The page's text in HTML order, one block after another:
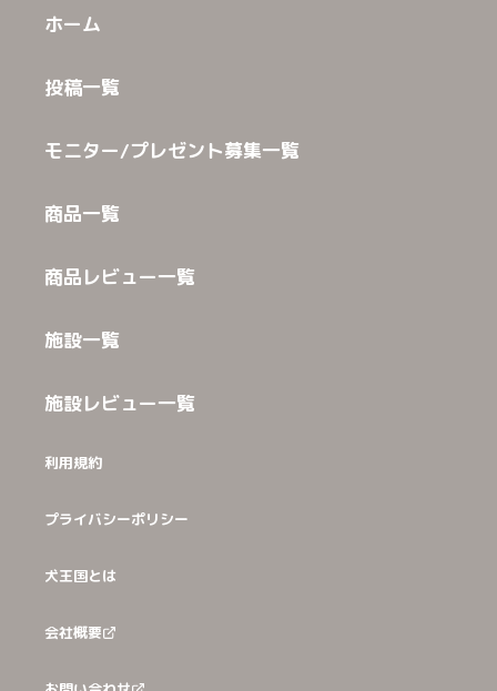
ホーム
投稿一覧
モニター/プレゼント募集一覧
商品一覧
商品レビュー一覧
施設一覧
施設レビュー一覧
利用規約
プライバシーポリシー
犬王国とは
会社概要